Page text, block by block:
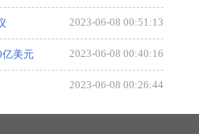
2023-06-08 00:51:13
亿美元 2023-06-08 00:40:16
2023-06-08 00:26:44
2023-06-08 00:38:38